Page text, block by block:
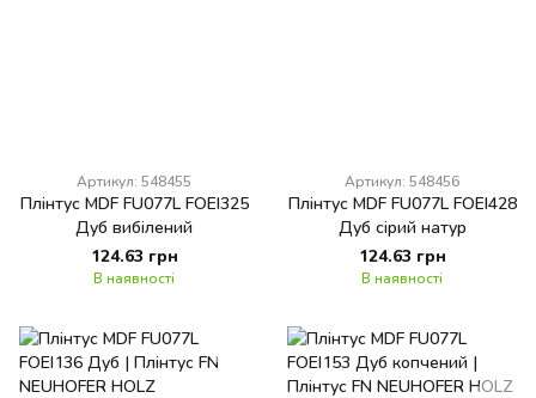
Артикул: 548455
Плінтус MDF FU077L FOEI325
Дуб вибілений
124.63 грн
В наявності
Артикул: 548456
Плінтус MDF FU077L FOEI428
Дуб сірий натур
124.63 грн
В наявності